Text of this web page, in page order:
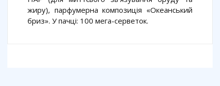
жиру), парфумерна композиція «Океанський
бриз». У пачці: 100 мега-серветок.